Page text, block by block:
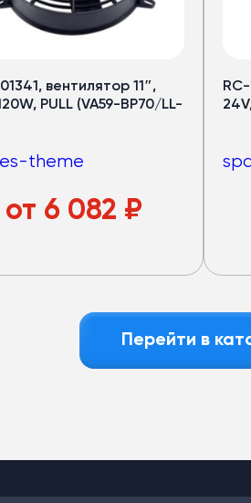
вентилятор 11″,
PULL (VA59-BP70/LL-
theme
от 6 082 ₽
Перейти в